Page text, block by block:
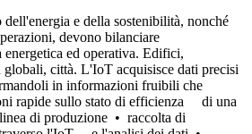
e della sostenibilità, nonché
devono bilanciare
energetica ed operativa. Edifici,
città. L'IoT acquisisce dati precisi
in informazioni fruibili che
rapide sullo stato di efficienza di una
di produzione • raccolta di